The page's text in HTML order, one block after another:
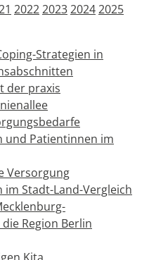
2022202320242025
Strategien in
der praxis
und Patientinnen im
Versorgung
Stadt-Land-Vergleich
Region Berlin